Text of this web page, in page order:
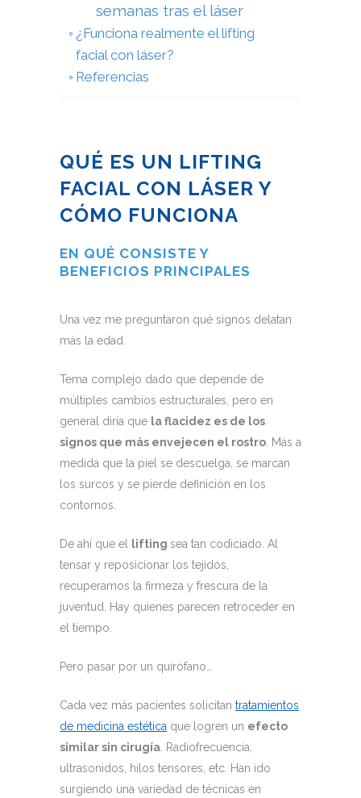
semanas tras el láser
¿Funciona realmente el lifting
facial con láser?
Referencias
QUÉ ES UN LIFTING
FACIAL CON LÁSER Y
CÓMO FUNCIONA
EN QUÉ CONSISTE Y
BENEFICIOS PRINCIPALES
Una vez me preguntaron qué signos delatan
más la edad.
Tema complejo dado que depende de
múltiples cambios estructurales, pero en
general diría que la flacidez es de los
signos que más envejecen el rostro . Más a
medida que la piel se descuelga, se marcan
los surcos y se pierde definición en los
contornos.
De ahí que el lifting sea tan codiciado. Al
tensar y reposicionar los tejidos,
recuperamos la firmeza y frescura de la
juventud. Hay quienes parecen retroceder en
el tiempo.
Pero pasar por un quirófano…
Cada vez más pacientes solicitan tratamientos
de medicina estética que logren un efecto
similar sin cirugía . Radiofrecuencia,
ultrasonidos, hilos tensores, etc. Han ido
surgiendo una variedad de técnicas en